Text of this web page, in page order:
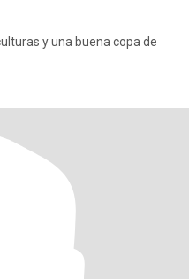
y una buena copa de